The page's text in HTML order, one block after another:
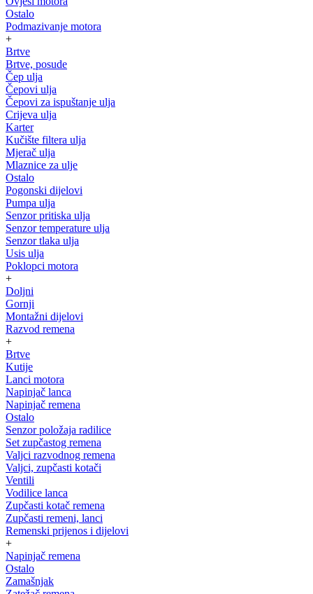
Ostalo
Podmazivanje motora
+
Brtve
Brtve, posude
Čep ulja
Čepovi ulja
Čepovi za ispuštanje ulja
Crijeva ulja
Karter
Kučište filtera ulja
Mjerač ulja
Mlaznice za ulje
Ostalo
Pogonski dijelovi
Pumpa ulja
Senzor pritiska ulja
Senzor temperature ulja
Senzor tlaka ulja
Usis ulja
Poklopci motora
+
Doljni
Gornji
Montažni dijelovi
Razvod remena
+
Brtve
Kutije
Lanci motora
Napinjač lanca
Napinjač remena
Ostalo
Senzor položaja radilice
Set zupčastog remena
Valjci razvodnog remena
Valjci, zupčasti kotači
Ventili
Vodilice lanca
Zupčasti kotač remena
Zupčasti remeni, lanci
Remenski prijenos i dijelovi
+
Napinjač remena
Ostalo
Zamašnjak